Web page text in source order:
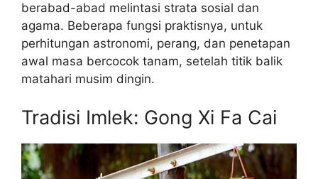
berabad-abad melintasi strata sosial dan
agama. Beberapa fungsi praktisnya, untuk
perhitungan astronomi, perang, dan penetapan
awal masa bercocok tanam, setelah titik balik
matahari musim dingin.
Tradisi Imlek: Gong Xi Fa Cai